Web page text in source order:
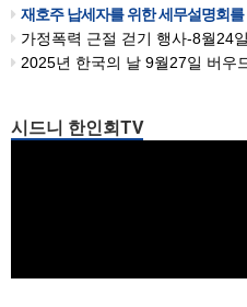
재호주 납세자를 위한 세무설명회
가정폭력 근절 걷기 행사-8월24일 일요일 오전 9
2025년 한국의 날 9월27일 버우
시드니 한인회TV